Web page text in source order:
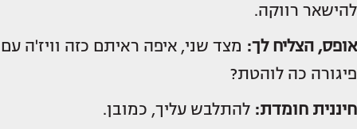
להישאר רווקה.
אופס, הצליח לך: מצד שני, איפה ראיתם כזה וויז'ה עם
פיגורה כה לוהטת?
חיננית חומדת: להתלבש עליך, כמובן.